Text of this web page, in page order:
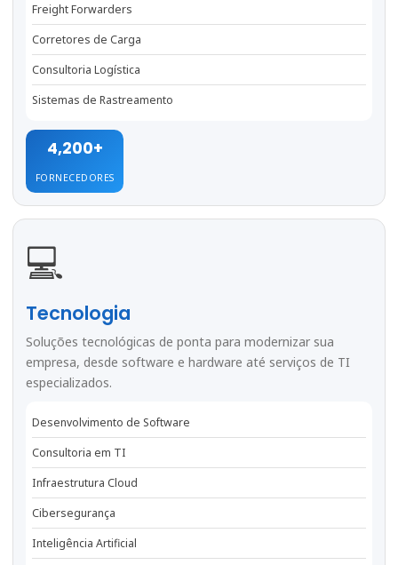
Freight Forwarders
Corretores de Carga
Consultoria Logística
Sistemas de Rastreamento
4,200+
FORNECEDORES
💻
Tecnologia
Soluções tecnológicas de ponta para modernizar sua
empresa, desde software e hardware até serviços de TI
especializados.
Desenvolvimento de Software
Consultoria em TI
Infraestrutura Cloud
Cibersegurança
Inteligência Artificial